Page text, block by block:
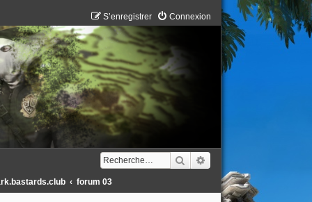
Connexion
S’enregistrer
Rechercher
forum 03